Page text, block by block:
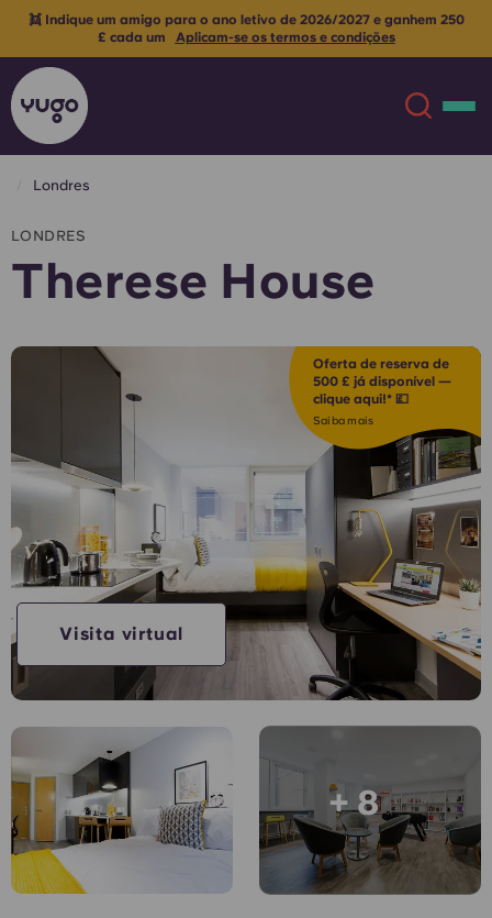
Sobre
Localizações
Conta Língua
English (GB)
English (US)
Català
Selecione um país
Selecione uma cidade
Selecione uma residência
Reservar agora
English (US)
Chinese Español
Deutsch
French
Portuguese
👯 Indique um amigo para o ano letivo de 2026/2027 e ganhem 250
£ cada um
Aplicam-se os termos e condições
Londres
LONDRES
Therese House
Oferta de reserva de
500 £ já disponível —
clique aqui!* 💷
Saiba mais
+ 8
Visita virtual